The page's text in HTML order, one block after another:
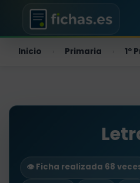
Inicio Primaria 1º
👁️ Ficha realizada 68